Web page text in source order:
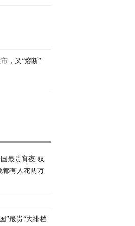
，又“熔断”
最贵宵夜:双
都有人花两万
”最贵“大排档